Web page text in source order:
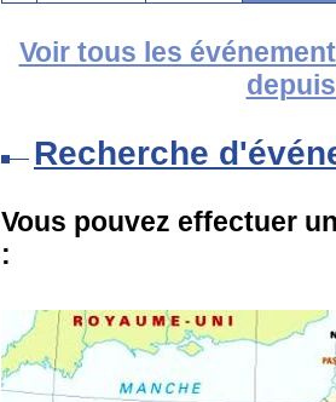
Voir tous les
Recherche
Vous pouvez effectuer
: